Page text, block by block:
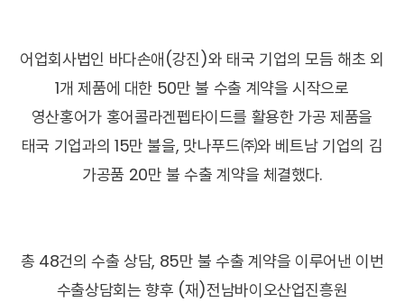
어업회사법인 바다손애(강진)와 태국 기업의 모듬 해초 외
1개 제품에 대한 50만 불 수출 계약을 시작으로
영산홍어가 홍어콜라겐펩타이드를 활용한 가공 제품을
태국 기업과의 15만 불을, 맛나푸드㈜와 베트남 기업의 김
가공품 20만 불 수출 계약을 체결했다.
총 48건의 수출 상담, 85만 불 수출 계약을 이루어낸 이번
수출상담회는 향후 (재)전남바이오산업진흥원